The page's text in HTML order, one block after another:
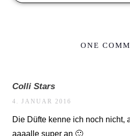
ONE
Colli Stars
4. JANUAR 2016
Die Düfte kenne ich noch nicht,
aaaalle super an 🙂